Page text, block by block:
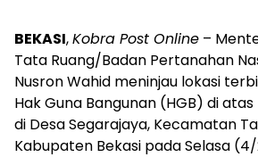
BEKASI,Kobra Post Online –
Tata Ruang/Badan Pertanahan
Nusron Wahid meninjau lokasi
Hak Guna Bangunan (HGB) di
di Desa Segarajaya, Kecamatan
Kabupaten Bekasi pada Selasa